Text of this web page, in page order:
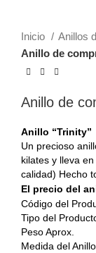
Inicio Anillos
Anillo de
Anillo de
Anillo “Trinity”
Un precioso
kilates y lleva
calidad) Hecho
El precio del
Código del
Tipo del
Peso
Medida del